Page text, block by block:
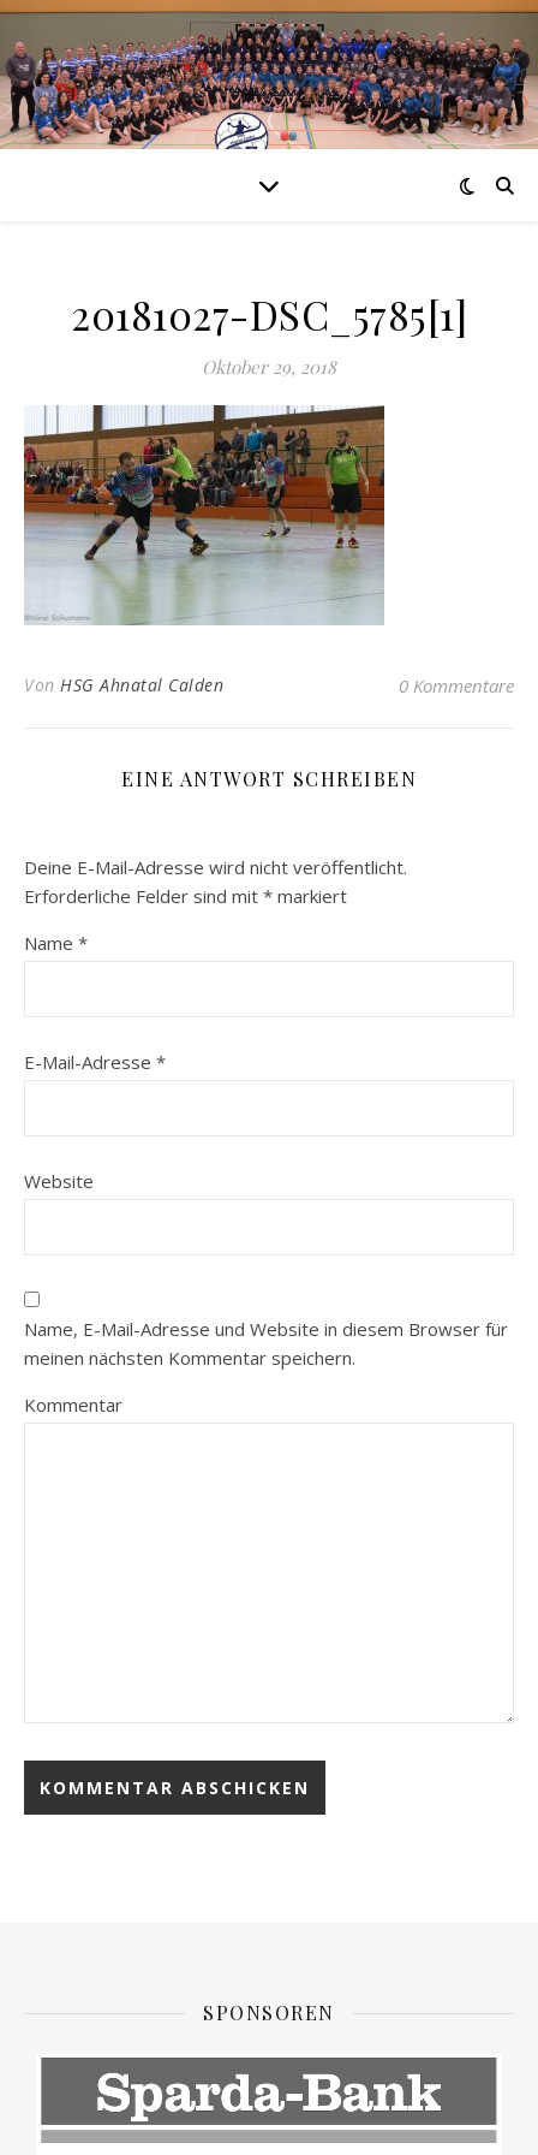
20181027-DSC_5785[1]
Oktober 29, 2018
Von HSG Ahnatal Calden 0 Kommentare
EINE ANTWORT SCHREIBEN
Deine E-Mail-Adresse wird nicht veröffentlicht.
Erforderliche Felder sind mit * markiert
Name *
E-Mail-Adresse *
Website
Name, E-Mail-Adresse und Website in diesem Browser für
meinen nächsten Kommentar speichern.
Kommentar
SPONSOREN